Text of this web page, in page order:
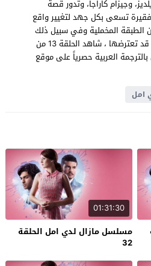
وجيزام كاراجا، وتدور قصة
تسعى بكل جهد لتغيير واقع
من الطبقة المخملية وفي سبيل ذلك
تستعد لمواجهه الصعاب التي قد تعترضها ، شاهد الحلقة 13 من
العربية حصرياً على موقع
امل
01:31:30
مسلسل مازال لدي امل الحلقة
32